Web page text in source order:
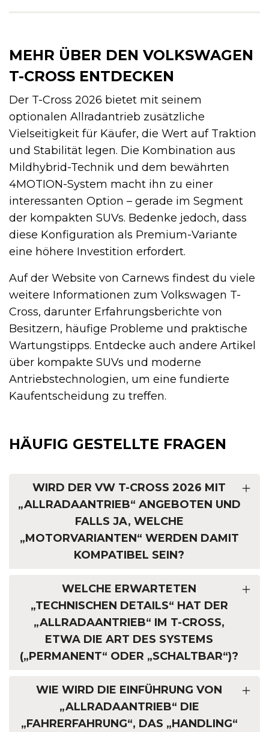
MEHR ÜBER DEN VOLKSWAGEN
T-CROSS ENTDECKEN
Der T-Cross 2026 bietet mit seinem
optionalen Allradantrieb zusätzliche
Vielseitigkeit für Käufer, die Wert auf Traktion
und Stabilität legen. Die Kombination aus
Mildhybrid-Technik und dem bewährten
4MOTION-System macht ihn zu einer
interessanten Option – gerade im Segment
der kompakten SUVs. Bedenke jedoch, dass
diese Konfiguration als Premium-Variante
eine höhere Investition erfordert.
Auf der Website von Carnews findest du viele
weitere Informationen zum Volkswagen T-
Cross, darunter Erfahrungsberichte von
Besitzern, häufige Probleme und praktische
Wartungstipps. Entdecke auch andere Artikel
über kompakte SUVs und moderne
Antriebstechnologien, um eine fundierte
Kaufentscheidung zu treffen.
HÄUFIG GESTELLTE FRAGEN
WIRD DER VW T-CROSS 2026 MIT
„ALLRADAANTRIEB“ ANGEBOTEN UND
FALLS JA, WELCHE
„MOTORVARIANTEN“ WERDEN DAMIT
KOMPATIBEL SEIN?
WELCHE ERWARTETEN
„TECHNISCHEN DETAILS“ HAT DER
„ALLRADAANTRIEB“ IM T-CROSS,
ETWA DIE ART DES SYSTEMS
(„PERMANENT“ ODER „SCHALTBAR“)?
WIE WIRD DIE EINFÜHRUNG VON
„ALLRADAANTRIEB“ DIE
„FAHRERFAHRUNG“, DAS „HANDLING“